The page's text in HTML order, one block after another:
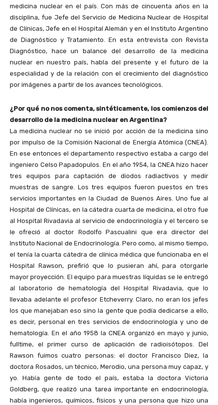
medicina nuclear en el país. Con más de cincuenta años en la
disciplina, fue Jefe del Servicio de Medicina Nuclear de Hospital
de Clínicas, Jefe en el Hospital Alemán y en el Instituto Argentino
de Diagnóstico y Tratamiento. En esta entrevista con Revista
Diagnóstico, hace un balance del desarrollo de la medicina
nuclear en nuestro país, habla del presente y el futuro de la
especialidad y de la relación con el crecimiento del diagnóstico
por imágenes a partir de los avances tecnológicos.
¿Por qué no nos comenta, sintéticamente, los comienzos del
desarrollo de la medicina nuclear en Argentina?
La medicina nuclear no se inició por acción de la medicina sino
por impulso de la Comisión Nacional de Energía Atómica (CNEA).
En ese entonces el departamento respectivo estaba a cargo del
ingeniero Celso Papadopulos. En el año 1954, la CNEA hizo hacer
tres equipos para captación de diodos radiactivos y medir
muestras de sangre. Los tres equipos fueron puestos en tres
servicios importantes en la Ciudad de Buenos Aires. Uno fue al
Hospital de Clínicas, en la cátedra cuarta de medicina, el otro fue
al Hospital Rivadavia al servicio de endocrinología y el tercero se
le ofreció al doctor Rodolfo Pascualini que era director del
Instituto Nacional de Endocrinología. Pero como, al mismo tiempo,
el tenía la cuarta cátedra de clínica médica que funcionaba en el
Hospital Rawson, prefirió que lo pusieran ahí, para otorgarle
mayor proyección. El equipo para muestras líquidas se le entregó
al laboratorio de hematología del Hospital Rivadavia, que lo
llevaba adelante el profesor Etcheverry. Claro, no eran los jefes
los que manejaban eso sino la gente que podía dedicarse a ello,
es decir, personal en tres servicios de endocrinología y uno de
hematología. En el año 1958 la CNEA organizó en mayo y junio,
fulltime, el primer curso de aplicación de radioisótopos. Del
Rawson fuimos cuatro personas: el doctor Francisco Diez, la
doctora Rosados, un técnico, Merodio, una persona muy capaz, y
yo. Había gente de todo el país, estaba la doctora Victoria
Goldberg, que realizó una tarea importante en endocrinología,
había ingenieros, químicos, físicos y una persona que hizo una